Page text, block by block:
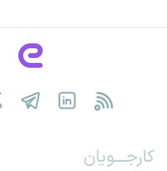
کارجـــویان